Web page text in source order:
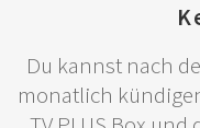
Du kannst nach
monatlich